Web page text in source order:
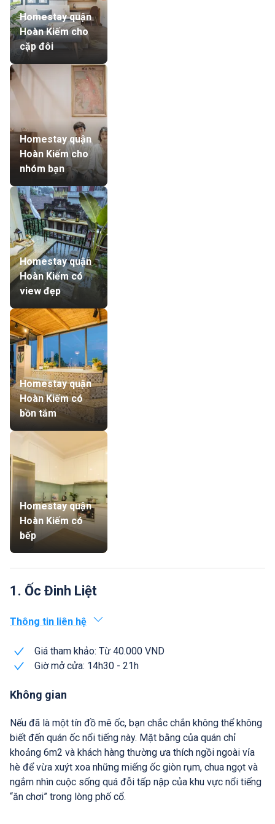
Homestay quận
Hoàn Kiếm cho
cặp đôi
Homestay quận
Hoàn Kiếm cho
nhóm bạn
Homestay quận
Hoàn Kiếm có
view đẹp
Homestay quận
Hoàn Kiếm có
bồn tắm
Homestay quận
Hoàn Kiếm có
bếp
1. Ốc Đinh Liệt
Thông tin liên hệ
Giá tham khảo: Từ 40.000 VND
Giờ mở cửa: 14h30 - 21h
Không gian
Nếu đã là một tín đồ mê ốc, bạn chắc chắn không thể không
biết đến quán ốc nổi tiếng này. Mặt bằng của quán chỉ
khoảng 6m2 và khách hàng thường ưa thích ngồi ngoài vỉa
hè để vừa xuýt xoa những miếng ốc giòn rụm, chua ngọt và
ngắm nhìn cuộc sống quá đỗi tấp nập của khu vực nổi tiếng
“ăn chơi” trong lòng phố cổ.